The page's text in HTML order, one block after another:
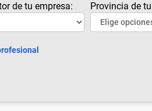
de tu empresa: Provincia de